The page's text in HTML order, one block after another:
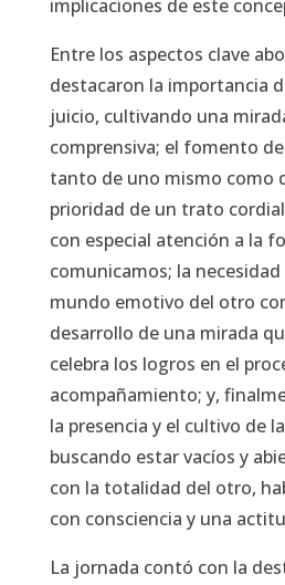
implicaciones de este
Entre los aspectos clave
destacaron la importancia
juicio, cultivando una
comprensiva; el fomento
tanto de uno mismo como
prioridad de un trato
con especial atención a la
comunicamos; la
mundo emotivo del otro
desarrollo de una mirada
celebra los logros en el
acompañamiento; y,
la presencia y el cultivo de
buscando estar vacíos y
con la totalidad del otro,
con consciencia y una
La jornada contó con la